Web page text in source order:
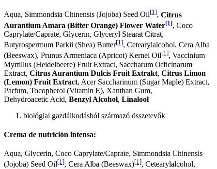
Aqua, Simmondsia Chinensis (Jojoba) Seed Oil[1], Citrus
Aurantium Amara (Bitter Orange) Flower Water[1], Coco
Caprylate/Caprate, Glycerin, Glyceryl Stearat Citrat,
Butyrospermum Parkii (Shea) Butter[1], Cetearylalcohol, Cera Alba
(Beeswax), Prunus Armeniaca (Apricot) Kernel Oil[1], Vaccinium
Myrtillus (Heidelbeere) Fruit Extract, Saccharum Officinarum
Extract, Citrus Aurantium Dulcis Fruit Extrakt, Citrus Limon
(Lemon) Fruit Extract, Acer Saccharinum (Sugar Maple) Extract,
Parfum, Tocopherol (Vitamin E), Xanthan Gum,
Dehydroacetic Acid, Benzyl Alcohol, Linalool
biológiai gazdálkodásból származó összetevők
Crema de nutrición intensa:
Aqua, Glycerin, Coco Caprylate/Caprate, Simmondsia Chinensis
(Jojoba) Seed Oil[1], Cera Alba (Beeswax)[1], Cetearylalcohol,